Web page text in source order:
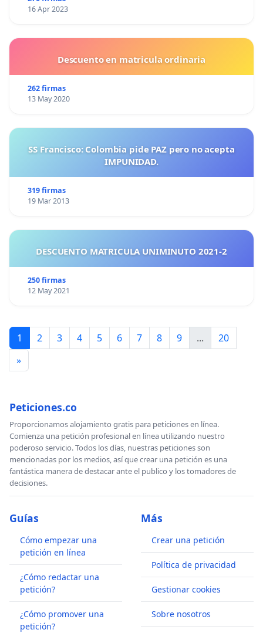
16 Apr 2023
Descuento en matricula ordinaria
262 firmas
13 May 2020
SS Francisco: Colombia pide PAZ pero no acepta
IMPUNIDAD.
319 firmas
19 Mar 2013
DESCUENTO MATRICULA UNIMINUTO 2021-2
250 firmas
12 May 2021
1 2 3 4 5 6 7 8 9 ...
20
»
Peticiones.co
Proporcionamos alojamiento gratis para peticiones en línea.
Comienza una petición profesional en línea utilizando nuestro
poderoso servicio. Todos los días, nuestras peticiones son
mencionadas por los medios, así que crear una petición es una
fantástica manera de destacar ante el publico y los tomadores de
decisiones.
Guías
Cómo empezar una
petición en línea
¿Cómo redactar una
petición?
¿Cómo promover una
petición?
Más
Crear una petición
Política de privacidad
Gestionar cookies
Sobre nosotros